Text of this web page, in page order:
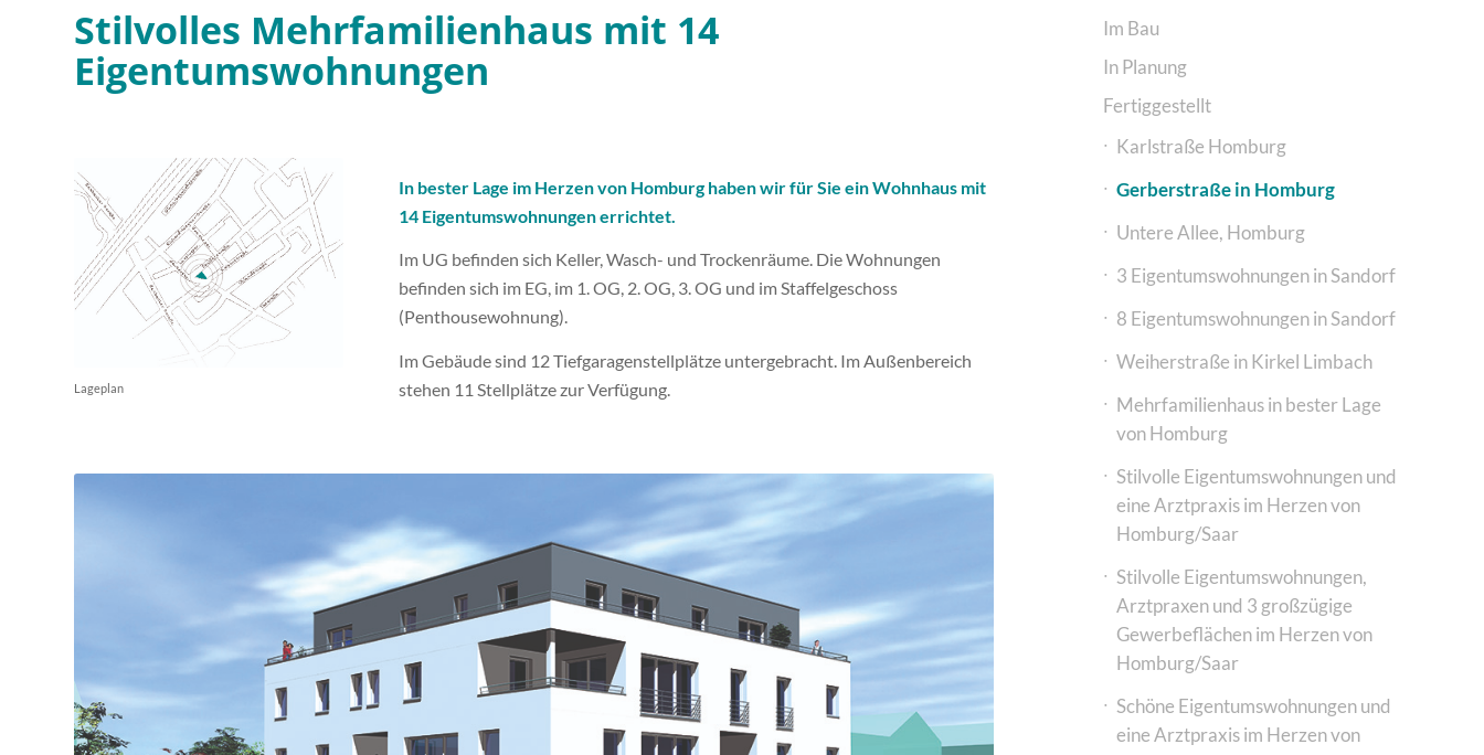
Stilvolles Mehrfamilienhaus mit 14
Eigentumswohnungen
Lageplan
In bester Lage im Herzen von Homburg haben wir für Sie ein Wohnhaus mit
14 Eigentumswohnungen errichtet.
Im UG befinden sich Keller, Wasch- und Trockenräume. Die Wohnungen
befinden sich im EG, im 1. OG, 2. OG, 3. OG und im Staffelgeschoss
(Penthousewohnung).
Im Gebäude sind 12 Tiefgaragenstellplätze untergebracht. Im Außenbereich
stehen 11 Stellplätze zur Verfügung.
Im Bau
In Planung
Fertiggestellt
Karlstraße Homburg
Gerberstraße in Homburg
Untere Allee, Homburg
3 Eigentums­wohnungen in Sandorf
8 Eigentums­wohnungen in Sandorf
Weiherstraße in Kirkel Limbach
Mehrfamilienhaus in bester Lage
von Homburg
Stilvolle Eigentumswohnungen und
eine Arztpraxis im Herzen von
Homburg/Saar
Stilvolle Eigentumswohnungen,
Arztpraxen und 3 großzügige
Gewerbeflächen im Herzen von
Homburg/Saar
Schöne Eigentumswohnungen und
eine Arztpraxis im Herzen von